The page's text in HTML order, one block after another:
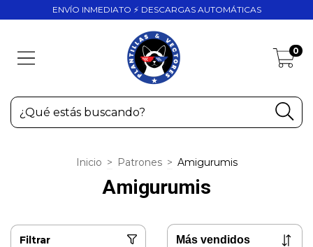
ENVÍO INMEDIATO ⚡ DESCARGAS AUTOMÁTICAS
0
Inicio > Patrones > Amigurumis
Amigurumis
Filtrar